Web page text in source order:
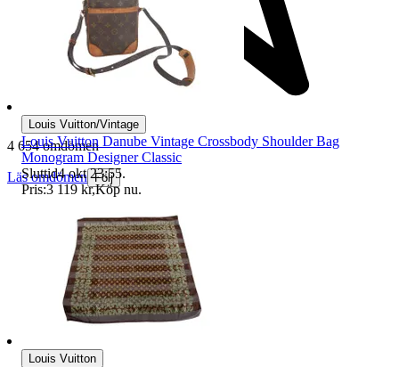
4 654 omdömen
Läs omdömen Följ
Louis Vuitton/Vintage
Louis Vuitton Danube Vintage Crossbody Shoulder Bag
Monogram Designer Classic
Sluttid4 okt 23:55.
Pris:3 119 kr,Köp nu.
Louis Vuitton